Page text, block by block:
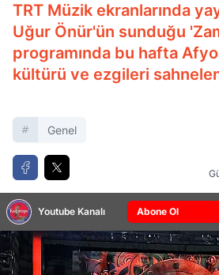
TRT Müzik ekranlarında
Uğur Önür'ün sunduğu
programında bu hafta
kültürü ve ezgileri
Genel
Youtube Kanalı Abone Ol